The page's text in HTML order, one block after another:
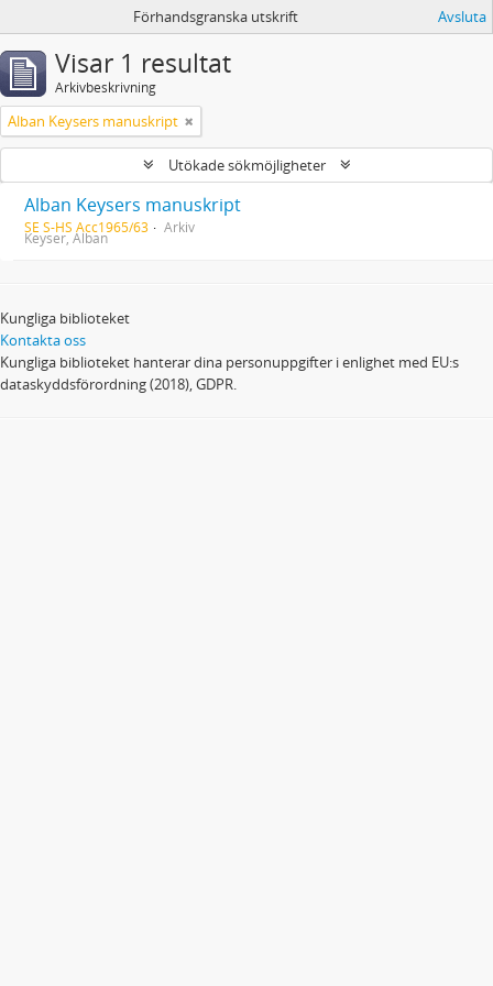
Förhandsgranska utskrift Avsluta
Visar 1 resultat
Arkivbeskrivning
Alban Keysers manuskript
Utökade sökmöjligheter
Alban Keysers manuskript
SE S-HS Acc1965/63 Arkiv
Keyser, Alban
Kungliga biblioteket
Kontakta oss
Kungliga biblioteket hanterar dina personuppgifter i enlighet med EU:s
dataskyddsförordning (2018), GDPR.